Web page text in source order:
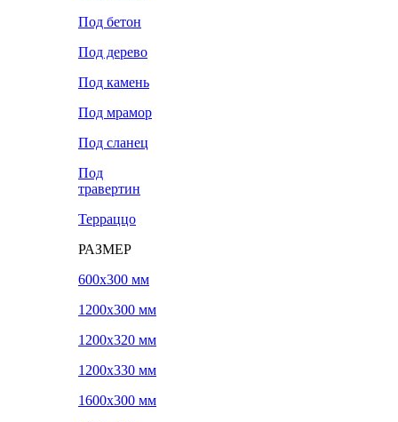
Под бетон
Под дерево
Под камень
Под мрамор
Под сланец
Под
травертин
Терраццо
РАЗМЕР
600х300 мм
1200х300 мм
1200х320 мм
1200х330 мм
1600х300 мм